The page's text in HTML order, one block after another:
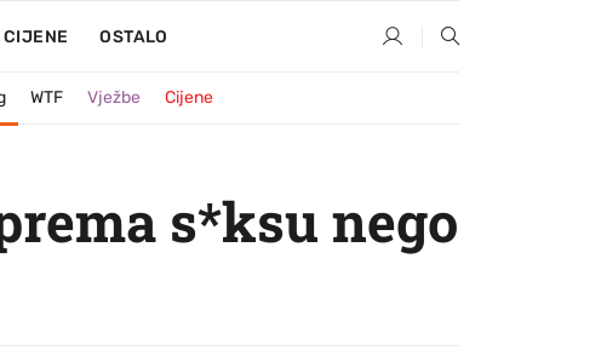
CIJENE OSTALO
WTF Vježbe Cijene
s*ksu nego